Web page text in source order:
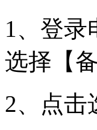
1、登录
选择【
2、点击